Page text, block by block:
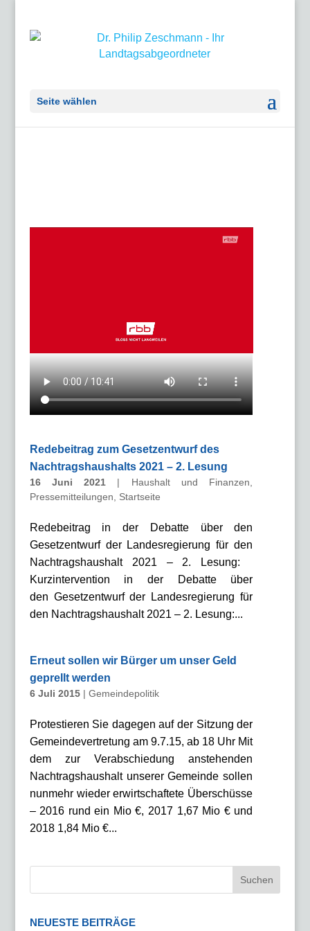
Seite wählen
Redebeitrag zum Gesetzentwurf des
Nachtragshaushalts 2021 – 2. Lesung
16 Juni 2021 | Haushalt und Finanzen
Pressemitteilungen
Startseite
Redebeitrag in der Debatte über den
Gesetzentwurf der Landesregierung für den
Nachtragshaushalt 2021 – 2. Lesung:
Kurzintervention in der Debatte über
den Gesetzentwurf der Landesregierung für
den Nachtragshaushalt 2021 – 2. Lesung:...
Erneut sollen wir Bürger um unser Geld
geprellt werden
6 Juli 2015| Gemeindepolitik
Protestieren Sie dagegen auf der Sitzung der
Gemeindevertretung am 9.7.15, ab 18 Uhr Mit
dem zur Verabschiedung anstehenden
Nachtragshaushalt unserer Gemeinde sollen
nunmehr wieder erwirtschaftete Überschüsse
– 2016 rund ein Mio €, 2017 1,67 Mio € und
2018 1,84 Mio €...
NEUESTE BEITRÄGE